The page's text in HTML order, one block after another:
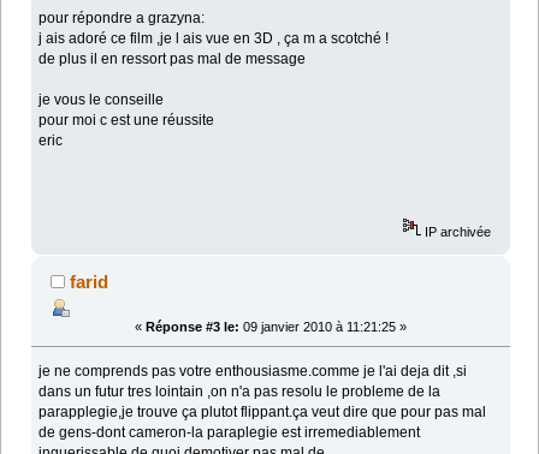
pour répondre a grazyna:
j ais adoré ce film ,je l ais vue en 3D , ça m a scotché !
de plus il en ressort pas mal de message
je vous le conseille
pour moi c est une réussite
eric
IP archivée
farid
« Réponse #3 le: 09 janvier 2010 à 11:21:25 »
je ne comprends pas votre enthousiasme.comme je l'ai deja dit ,si
dans un futur tres lointain ,on n'a pas resolu le probleme de la
parapplegie,je trouve ça plutot flippant.ça veut dire que pour pas mal
de gens-dont cameron-la paraplegie est irremediablement